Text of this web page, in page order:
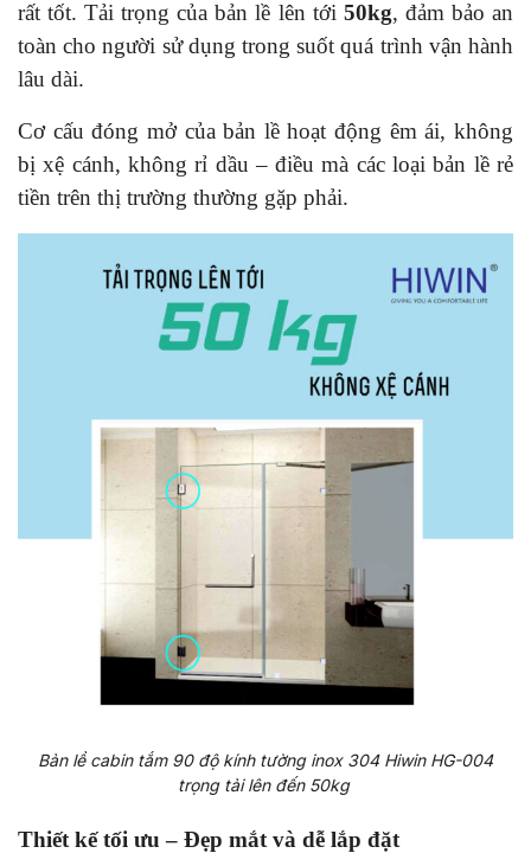
rất tốt. Tải trọng của bản lề lên tới 50kg, đảm bảo an
toàn cho người sử dụng trong suốt quá trình vận hành
lâu dài.
Cơ cấu đóng mở của bản lề hoạt động êm ái, không
bị xệ cánh, không rỉ dầu – điều mà các loại bản lề rẻ
tiền trên thị trường thường gặp phải.
Bản lề cabin tắm 90 độ kính tường inox 304 Hiwin HG-004
trọng tải lên đến 50kg
Thiết kế tối ưu – Đẹp mắt và dễ lắp đặt